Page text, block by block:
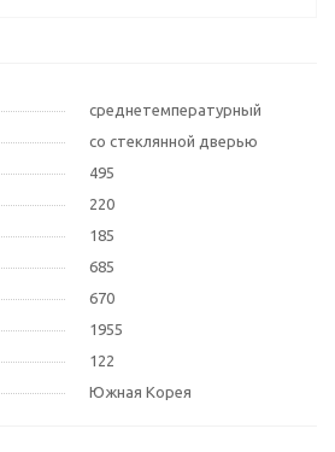
среднетемпературный
со стеклянной дверью
495
220
185
685
670
1955
122
Южная Корея